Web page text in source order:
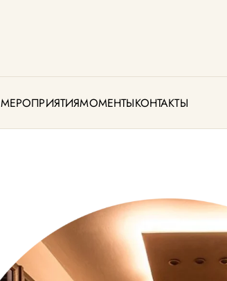
МЕРОПРИЯТИЯМОМЕНТЫКОНТАКТЫ